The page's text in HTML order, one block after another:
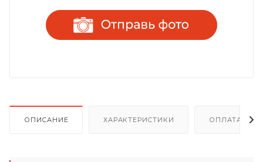
ОПИСАНИЕ ХАРАКТЕРИСТИКИ ОПЛАТА И